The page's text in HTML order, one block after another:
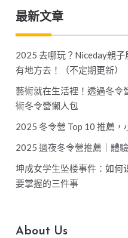
最新文章
2025 去哪玩？Niceday親
有地方去！（不定期更新）
藝術就在生活裡！透過冬令
術冬令營懶人包
2025 冬令營 Top 10 推薦，
2025 過夜冬令營推薦｜體
坤成女学生坠楼事件：如何
要掌握的三件事
About Us